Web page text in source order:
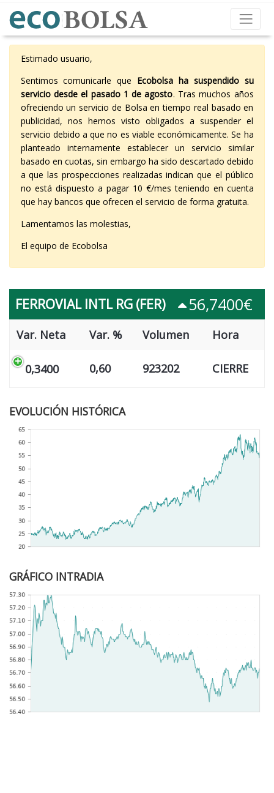
Estimado usuario,
Sentimos comunicarle que Ecobolsa ha suspendido su
servicio desde el pasado 1 de agosto. Tras muchos años
ofreciendo un servicio de Bolsa en tiempo real basado en
publicidad, nos hemos visto obligados a suspender el
servicio debido a que no es viable económicamente. Se ha
planteado internamente establecer un servicio similar
basado en cuotas, sin embargo ha sido descartado debido
a que las prospecciones realizadas indican que el público
no está dispuesto a pagar 10 €/mes teniendo en cuenta
que hay bancos que ofrecen el servicio de forma gratuita.
Lamentamos las molestias,
El equipo de Ecobolsa
FERROVIAL INTL RG (FER) 56,7400€
Var. Neta Var. % Volumen Hora
0,3400 0,60 923202 CIERRE
EVOLUCIÓN HISTÓRICA
GRÁFICO INTRADIA